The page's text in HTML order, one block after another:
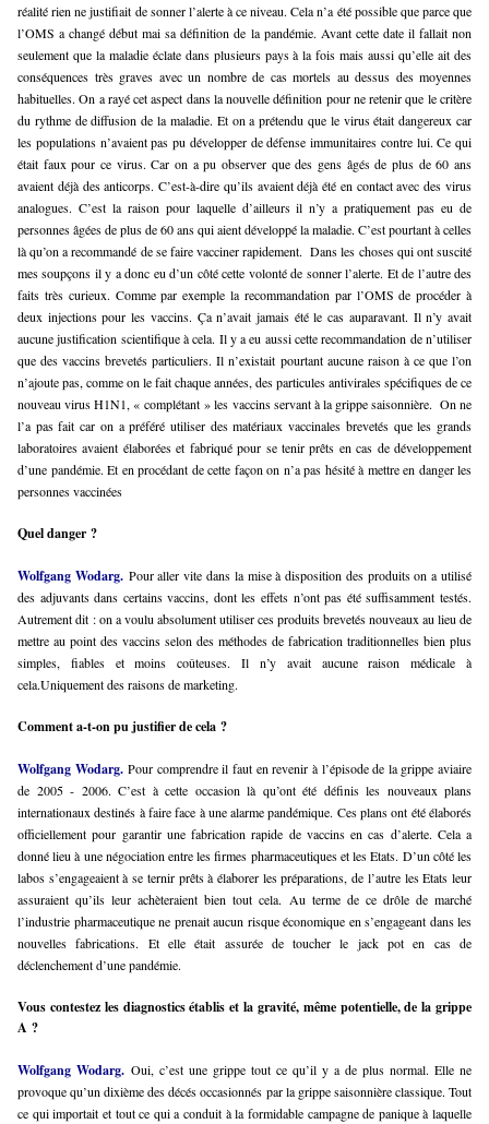
réalité rien ne justifiait de sonner l’alerte à ce niveau. Cela n’a été possible que parce que
l’OMS a changé début mai sa définition de la pandémie. Avant cette date il fallait non
seulement que la maladie éclate dans plusieurs pays à la fois mais aussi qu’elle ait des
conséquences très graves avec un nombre de cas mortels au dessus des moyennes
habituelles. On a rayé cet aspect dans la nouvelle définition pour ne retenir que le critère
du rythme de diffusion de la maladie. Et on a prétendu que le virus était dangereux car
les populations n’avaient pas pu développer de défense immunitaires contre lui. Ce qui
était faux pour ce virus. Car on a pu observer que des gens âgés de plus de 60 ans
avaient déjà des anticorps. C’est-à-dire qu’ils avaient déjà été en contact avec des virus
analogues. C’est la raison pour laquelle d’ailleurs il n’y a pratiquement pas eu de
personnes âgées de plus de 60 ans qui aient développé la maladie. C’est pourtant à celles
là qu’on a recommandé de se faire vacciner rapidement. Dans les choses qui ont suscité
mes soupçons il y a donc eu d’un côté cette volonté de sonner l’alerte. Et de l’autre des
faits très curieux. Comme par exemple la recommandation par l’OMS de procéder à
deux injections pour les vaccins. Ça n’avait jamais été le cas auparavant. Il n’y avait
aucune justification scientifique à cela. Il y a eu aussi cette recommandation de n’utiliser
que des vaccins brevetés particuliers. Il n’existait pourtant aucune raison à ce que l’on
n’ajoute pas, comme on le fait chaque années, des particules antivirales spécifiques de ce
nouveau virus H1N1, « complétant » les vaccins servant à la grippe saisonnière. On ne
l’a pas fait car on a préféré utiliser des matériaux vaccinales brevetés que les grands
laboratoires avaient élaborées et fabriqué pour se tenir prêts en cas de développement
d’une pandémie. Et en procédant de cette façon on n’a pas hésité à mettre en danger les
personnes vaccinées
Quel danger ?
Wolfgang Wodarg. Pour aller vite dans la mise à disposition des produits on a utilisé
des adjuvants dans certains vaccins, dont les effets n’ont pas été suffisamment testés.
Autrement dit : on a voulu absolument utiliser ces produits brevetés nouveaux au lieu de
mettre au point des vaccins selon des méthodes de fabrication traditionnelles bien plus
simples, fiables et moins coûteuses. Il n’y avait aucune raison médicale à
cela.Uniquement des raisons de marketing.
Comment a-t-on pu justifier de cela ?
Wolfgang Wodarg. Pour comprendre il faut en revenir à l’épisode de la grippe aviaire
de 2005 - 2006. C’est à cette occasion là qu’ont été définis les nouveaux plans
internationaux destinés à faire face à une alarme pandémique. Ces plans ont été élaborés
officiellement pour garantir une fabrication rapide de vaccins en cas d’alerte. Cela a
donné lieu à une négociation entre les firmes pharmaceutiques et les Etats. D’un côté les
labos s’engageaient à se ternir prêts à élaborer les préparations, de l’autre les Etats leur
assuraient qu’ils leur achèteraient bien tout cela. Au terme de ce drôle de marché
l’industrie pharmaceutique ne prenait aucun risque économique en s’engageant dans les
nouvelles fabrications. Et elle était assurée de toucher le jack pot en cas de
déclenchement d’une pandémie.
Vous contestez les diagnostics établis et la gravité, même potentielle, de la grippe
A ?
Wolfgang Wodarg. Oui, c’est une grippe tout ce qu’il y a de plus normal. Elle ne
provoque qu’un dixième des décés occasionnés par la grippe saisonnière classique. Tout
ce qui importait et tout ce qui a conduit à la formidable campagne de panique à laquelle